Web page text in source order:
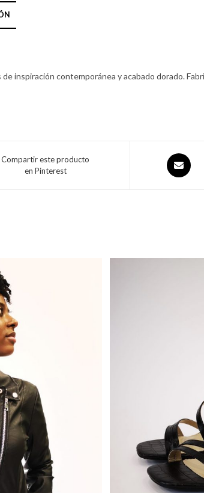
inspiración contemporánea y acabado dorado.
Compartir este producto
en Pinterest